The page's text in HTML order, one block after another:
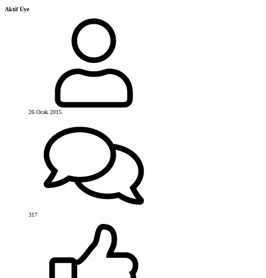
Aktif Üye
26 Ocak 2015
317